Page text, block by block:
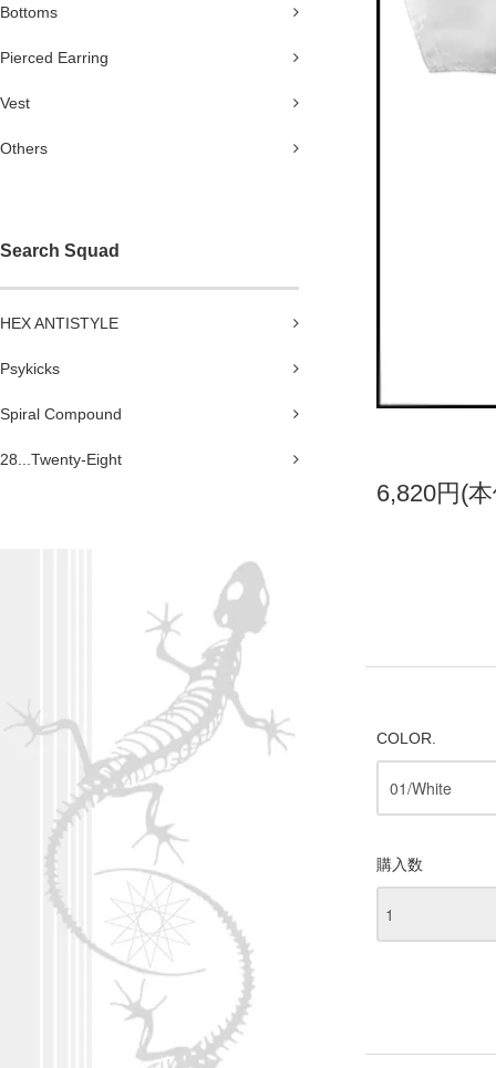
Bottoms
Pierced Earring
Vest
Others
Search Squad
HEX ANTISTYLE
Psykicks
Spiral Compound
28...Twenty-Eight
6,820円(
COLOR.
購入数